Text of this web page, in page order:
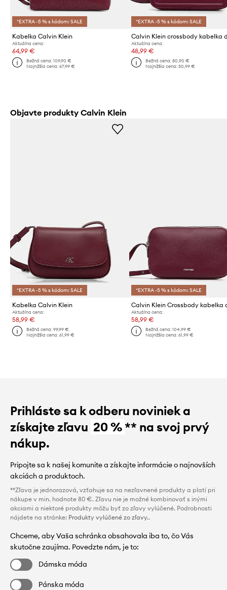
*EXTRA -5 % s kódom: SALE
Kabelka Calvin Klein
Aktuálna cena:
64,99 €
Bežná cena:109,90 €
Najnižšia cena:67,99 €
*EXTRA -5 % s kódom: SALE
Aktuálna cena:
48,99 €
Bežná cena: 80,90 €
Najnižšia cena: 50,99 €
Objavte produkty Calvin Klein
*EXTRA -5 % s kódom: SALE
Kabelka Calvin Klein
Aktuálna cena:
58,99 €
Bežná cena:99,99 €
Najnižšia cena:61,99 €
*EXTRA -5 % s kódom: SALE
Aktuálna cena:
58,99 €
Bežná cena: 104,99 €
Najnižšia cena: 61,99 €
Prihláste sa k odberu noviniek a
získajte zľavu 20 %** na svoj prvý
nákup.
Pripojte sa k našej komunite a získajte informácie o najnovších
akciách a produktoch.
**Zľava je jednorazová, vzťahuje sa na nezľavnené produkty a platí pri
nákupe v min. hodnote 80 €. Zľavu nie je možné kombinovať s inými
akciami a niektoré produkty môžu byť zo zľavy vylúčené. Podrobnosti
nájdete na stránke: Produkty vylúčené zo zľavy..
Chceme, aby Vaša schránka obsahovala iba to, čo Vás
skutočne zaujíma. Povedzte nám, je to:
Dámska móda
Pánska móda